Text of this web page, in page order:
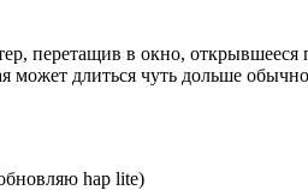
перетащив в окно,
может длиться чуть дольше
hap lite)